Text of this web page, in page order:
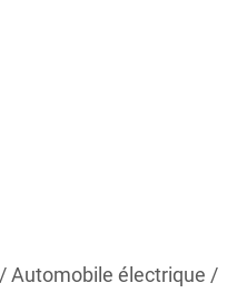
/Automobile électrique /